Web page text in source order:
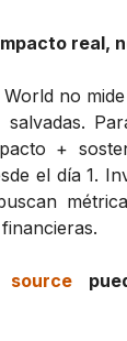
real,
no
+
el día 1.
source